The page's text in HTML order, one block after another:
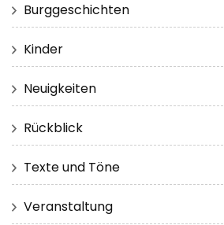
Burggeschichten
Kinder
Neuigkeiten
Rückblick
Texte und Töne
Veranstaltung